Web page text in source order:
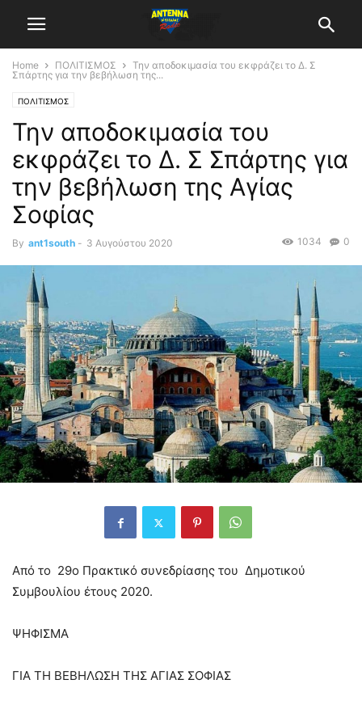
Home ΠΟΛΙΤΙΣΜΟΣ
Την αποδοκιμασία του εκφράζει το Δ. Σ
Σπάρτης για την βεβήλωση της...
ΠΟΛΙΤΙΣΜΟΣ
Την αποδοκιμασία του
εκφράζει το Δ. Σ Σπάρτης για
την βεβήλωση της Αγίας
Σοφίας
By ant1south - 3 Αυγούστου 2020 0
1034
Από το 29ο Πρακτικό συνεδρίασης του Δημοτικού
Συμβουλίου έτους 2020.
ΨΗΦΙΣΜΑ
ΓΙΑ ΤΗ ΒΕΒΗΛΩΣΗ ΤΗΣ ΑΓΙΑΣ ΣΟΦΙΑΣ